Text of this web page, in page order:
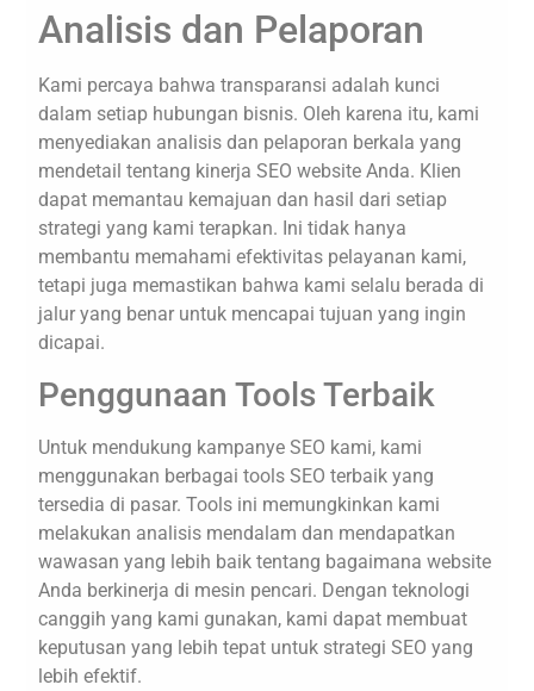
Analisis dan Pelaporan
Kami percaya bahwa transparansi adalah kunci
dalam setiap hubungan bisnis. Oleh karena itu, kami
menyediakan analisis dan pelaporan berkala yang
mendetail tentang kinerja SEO website Anda. Klien
dapat memantau kemajuan dan hasil dari setiap
strategi yang kami terapkan. Ini tidak hanya
membantu memahami efektivitas pelayanan kami,
tetapi juga memastikan bahwa kami selalu berada di
jalur yang benar untuk mencapai tujuan yang ingin
dicapai.
Penggunaan Tools Terbaik
Untuk mendukung kampanye SEO kami, kami
menggunakan berbagai tools SEO terbaik yang
tersedia di pasar. Tools ini memungkinkan kami
melakukan analisis mendalam dan mendapatkan
wawasan yang lebih baik tentang bagaimana website
Anda berkinerja di mesin pencari. Dengan teknologi
canggih yang kami gunakan, kami dapat membuat
keputusan yang lebih tepat untuk strategi SEO yang
lebih efektif.